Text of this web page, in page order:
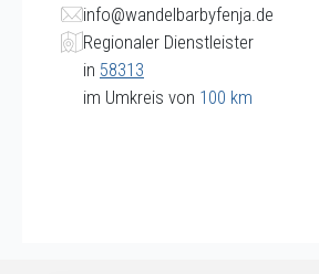
info@wandelbarbyfenja.de
Regionaler Dienstleister
in 58313
im Umkreis von 100 km